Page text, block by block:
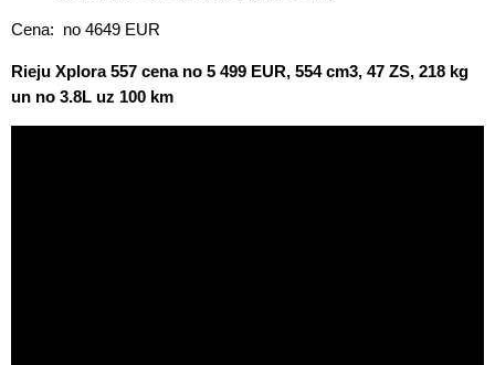
Cena: no 4649 EUR
Rieju Xplora 557 cena no 5 499 EUR, 554 cm3, 47 ZS, 218 kg
un no 3.8L uz 100 km